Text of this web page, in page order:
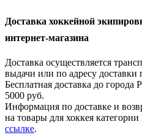
Доставка хоккейной
интернет-магазина
Доставка осуществляется
выдачи или по адресу
Бесплатная доставка до
5000 руб.
Информация по доставке и
на товары для хоккея
ссылке.